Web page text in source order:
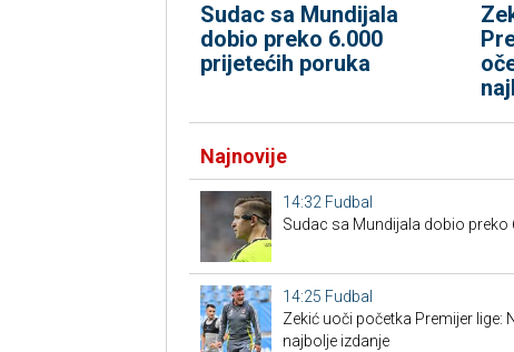
Sudac sa Mundijala
dobio preko 6.000
prijetećih poruka
Najnovije
14:32 Fudbal
Sudac sa Mundijala dobio preko
14:25 Fudbal
Zekić uoči početka Premijer lige:
najbolje izdanje